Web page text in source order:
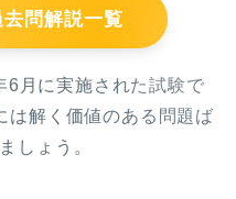
問解説一覧
6月に実施された試験で
は解く価値のある問題ば
しょう。